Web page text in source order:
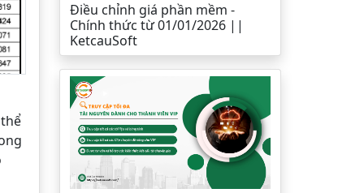
Điều chỉnh giá phần mềm -
Chính thức từ 01/01/2026 ||
KetcauSoft